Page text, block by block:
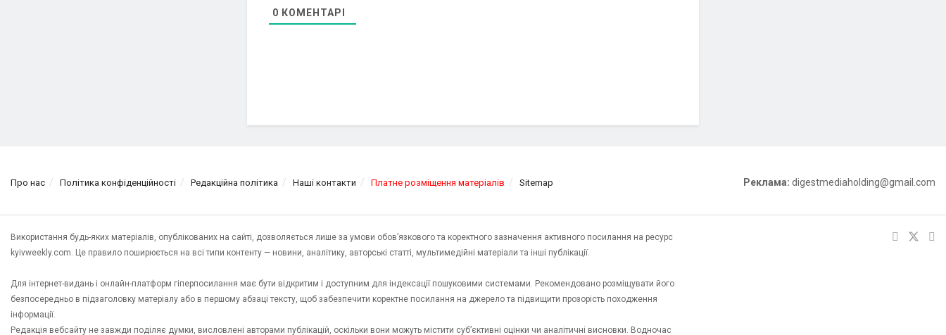
0 КОМЕНТАРІ
Про нас Політика конфіденційності Редакційна політика Наші контакти Платне розміщення матеріалів Sitemap Реклама: digestmediaholding@gmail.com
Використання будь-яких матеріалів, опублікованих на сайті, дозволяється лише за умови обов’язкового та коректного зазначення активного посилання на ресурс
kyivweekly.com. Це правило поширюється на всі типи контенту — новини, аналітику, авторські статті, мультимедійні матеріали та інші публікації.
Для інтернет-видань і онлайн-платформ гіперпосилання має бути відкритим і доступним для індексації пошуковими системами. Рекомендовано розміщувати його
безпосередньо в підзаголовку матеріалу або в першому абзаці тексту, щоб забезпечити коректне посилання на джерело та підвищити прозорість походження
інформації.
Редакція вебсайту не завжди поділяє думки, висловлені авторами публікацій, оскільки вони можуть містити суб’єктивні оцінки чи аналітичні висновки. Водночас